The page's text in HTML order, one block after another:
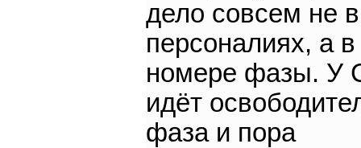
дело совсем не в
персоналиях, а в
номере фазы. У
идёт
фаза и пора